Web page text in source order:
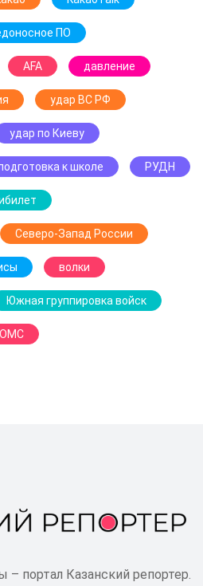
ПО
AFA давление
удар ВС РФ
удар по Киеву
к школе РУДН
Северо-Запад России
волки
Южная группировка войск
ОМС
– портал Казанский репортер.